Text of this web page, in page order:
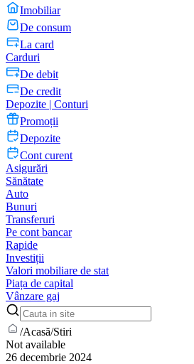
Imobiliar
De consum
La card
Carduri
De debit
De credit
Depozite | Conturi
Promoții
Depozite
Cont curent
Asigurări
Sănătate
Auto
Bunuri
Transferuri
Pe cont bancar
Rapide
Investiții
Valori mobiliare de stat
Piața de capital
Vânzare gaj
/Acasă/Stiri
Not available
26 decembrie 2024